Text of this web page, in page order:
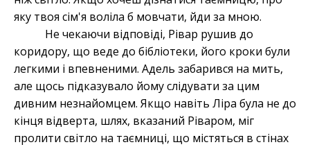
яку твоя сім'я воліла б мовчати, йди за мною.
Не чекаючи відповіді, Рівар рушив до
коридору, що веде до бібліотеки, його кроки були
легкими і впевненими. Адель забарився на мить,
але щось підказувало йому слідувати за цим
дивним незнайомцем. Якщо навіть Ліра була не до
кінця відверта, шлях, вказаний Ріваром, міг
пролити світло на таємниці, що містяться в стінах